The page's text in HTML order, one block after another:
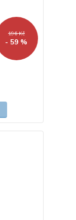
196 Kč
- 59 %